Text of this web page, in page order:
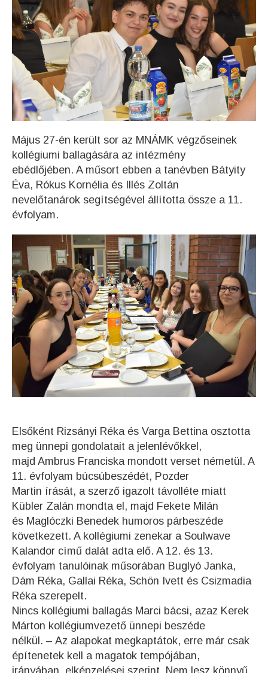
Május 27-én került sor az MNÁMK végzőseinek
kollégiumi ballagására az intézmény
ebédlőjében. A műsort ebben a tanévben Bátyity
Éva, Rókus Kornélia és Illés Zoltán
nevelőtanárok segítségével állította össze a 11.
évfolyam.
Elsőként Rizsányi Réka és Varga Bettina osztotta
meg ünnepi gondolatait a jelenlévőkkel,
majd Ambrus Franciska mondott verset németül. A
11. évfolyam búcsúbeszédét, Pozder
Martin írását, a szerző igazolt távolléte miatt
Kübler Zalán mondta el, majd Fekete Milán
és Maglóczki Benedek humoros párbeszéde
következett. A kollégiumi zenekar a Soulwave
Kalandor című dalát adta elő. A 12. és 13.
évfolyam tanulóinak műsorában Buglyó Janka,
Dám Réka, Gallai Réka, Schön Ivett és Csizmadia
Réka szerepelt.
Nincs kollégiumi ballagás Marci bácsi, azaz Kerek
Márton kollégiumvezető ünnepi beszéde
nélkül. – Az alapokat megkaptátok, erre már csak
építenetek kell a magatok tempójában,
irányában, elképzelései szerint. Nem lesz könnyű,